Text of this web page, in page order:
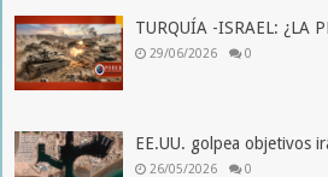
TURQUÍA -ISRAEL: ¿LA
29/06/2026 0
EE.UU. golpea objetivos
26/05/2026 0